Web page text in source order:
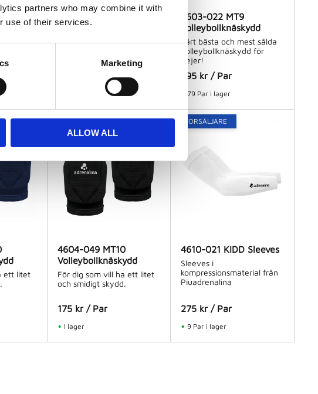
partners who may combine it with
use of their services.
Marketing
ALLOW ALL
av
4602-049 MT7
Volleybollknäskydd
Populärt volleybollskydd av
85 Par i lager
4603-022 MT9
Volleybollknäskydd
Vårt bästa och mest sålda
volleybollknäskydd för
tjejer!
295 kr / Par
79 Par i lager
ett litet
4604-049 MT10
Volleybollknäskydd
För dig som vill ha ett litet
och smidigt skydd.
175kr / Par
I lager
4610-021 KIDD Sleeves
Sleeves i
kompressionsmaterial från
Piuadrenalina
275 kr / Par
STORSÄLJARE
9 Par i lager